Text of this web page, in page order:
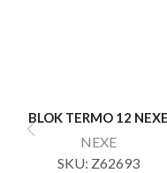
BLOK TERMO 12 NEXE
NEXE
SKU: Z62693